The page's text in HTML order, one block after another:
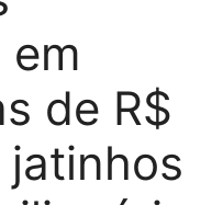
de R$
jatinhos